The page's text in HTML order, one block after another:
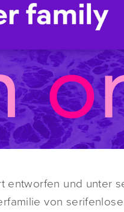
entworfen und unter
von